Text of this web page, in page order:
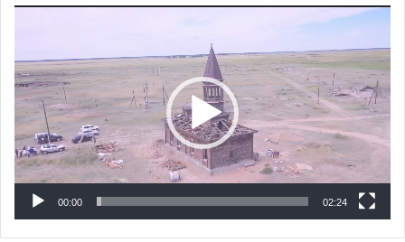
00:00 02:24